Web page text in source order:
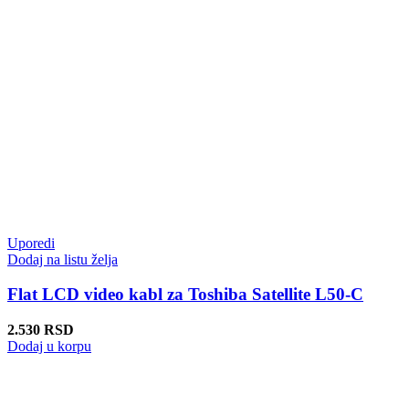
Uporedi
Dodaj na listu želja
Flat LCD video kabl za Toshiba Satellite L50-C
2.530 RSD
Dodaj u korpu